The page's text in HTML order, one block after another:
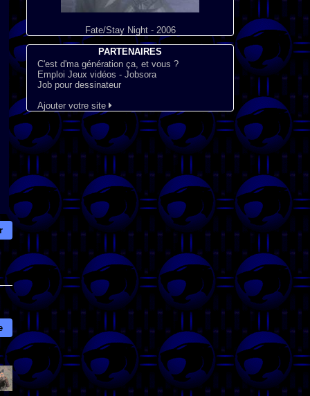
Fate/Stay Night - 2006
PARTENAIRES
C'est d'ma génération ça, et vous ?
Emploi Jeux vidéos - Jobsora
Job pour dessinateur
Ajouter votre site